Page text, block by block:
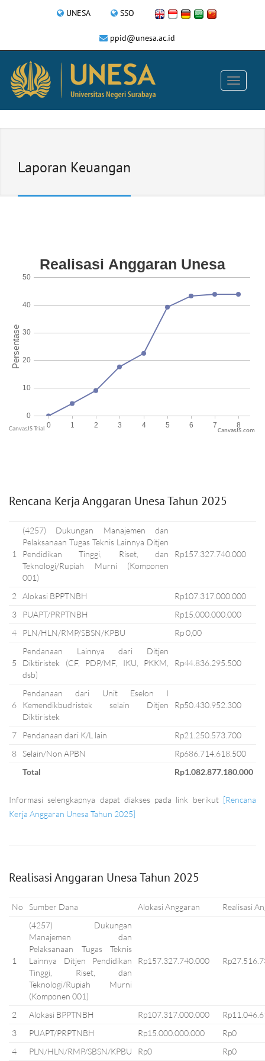
UNESA SSO
ppid@unesa.ac.id
Laporan Keuangan
CanvasJS.com
Rencana Kerja Anggaran Unesa Tahun 2025
1
(4257) Dukungan Manajemen dan
Pelaksanaan Tugas Teknis Lainnya Ditjen
Pendidikan Tinggi, Riset, dan
Teknologi/Rupiah Murni (Komponen
001)
Rp157.327.740.000
2 Alokasi BPPTNBH
Rp107.317.000.000
3
PUAPT/PRPTNBH
Rp15.000.000.000
4
PLN/HLN/RMP/SBSN/KPBU Rp 0,00
5
Pendanaan Lainnya dari Ditjen
Diktiristek (CF, PDP/MF, IKU, PKKM,
dsb)
Rp44.836.295.500
6
Pendanaan dari Unit Eselon I
Kemendikbudristek selain Ditjen
Diktiristek
Rp50.430.952.300
7 Pendanaan dari K/L lain
Rp21.250.573.700
8 Selain/Non APBN
Rp686.714.618.500
Total
Rp1.082.877.180.000
Informasi selengkapnya dapat diakses pada link berikut [Rencana
Kerja Anggaran Unesa Tahun 2025]
Realisasi Anggaran Unesa Tahun 2025
No Sumber Dana Alokasi Anggaran Realisasi
1
(4257) Dukungan
Manajemen dan
Pelaksanaan Tugas Teknis
Lainnya Ditjen Pendidikan
Tinggi, Riset, dan
Teknologi/Rupiah Murni
(Komponen 001)
Rp157.327.740.000
2 Alokasi BPPTNBH Rp107.317.000.000
3
PUAPT/PRPTNBH Rp15.000.000.000
Rp0
4
PLN/HLN/RMP/SBSN/KPBU Rp0 Rp0